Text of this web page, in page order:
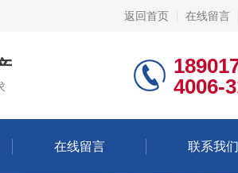
返回首页 在线留言
4006-
在线留言 联系我们